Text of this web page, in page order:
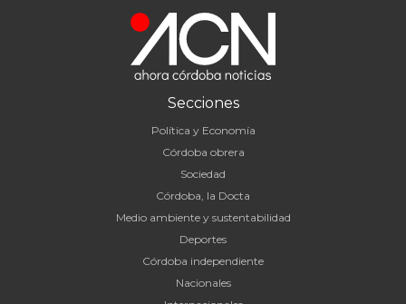
Secciones
Política y Economía
Córdoba obrera
Sociedad
Córdoba, la Docta
Medio ambiente y sustentabilidad
Deportes
Córdoba independiente
Nacionales